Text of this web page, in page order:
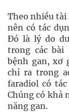
Theo nhiều tài
nên có tác
Đó là lý do
trong các bài
bệnh gan, xơ
chỉ ra trong
faradiol có
Chúng có khả
năng gan.